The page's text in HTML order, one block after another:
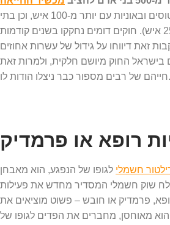
(וכמו כן גם במטוסים ובאוניות עם יותר מ-100 איש, וכן בתי
מלון עם יותר מ-250 איש). חוקים דומים נחקקו בשנים קודמות
זאת דיווחו על גידול של עשרות אחוזים
בישראל החוק מיושם חלקית, ולמרות זאת
חייהם של רבים מספור כבר ניצלו הודות לו.
רופא או פרמדיק
חשמלי לגופו של הנפגע, הוא מאבחן
שוק חשמלי המסדיר מחדש את פעילות
פרמדיק או חובש – פשוט מוציאים את
מאוחסן, מחברים את הפדים לגופו של